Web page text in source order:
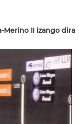
Merino II izango dira